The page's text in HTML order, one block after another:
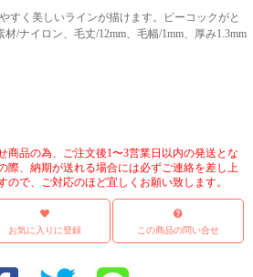
すく美しいラインが描けます。ピーコックがと
/ナイロン、毛丈/12mm、毛幅/1mm、厚み1.3mm
品の為、ご注文後1〜3営業日以内の発送とな
際、納期が送れる場合には必ずご連絡を差し上
ので、ご対応のほど宜しくお願い致します。
お気に入りに登録 この商品の問い合せ